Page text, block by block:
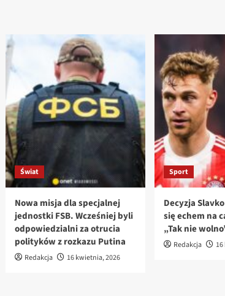
Świat
Nowa misja dla specjalnej
jednostki FSB. Wcześniej byli
odpowiedzialni za otrucia
polityków z rozkazu Putina
Redakcja 16 kwietnia, 2026
Sport
Decyzja
się echem na
„Tak nie
Redakcja